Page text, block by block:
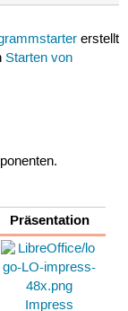
erstellt
Starten von
Präsentation
Impress